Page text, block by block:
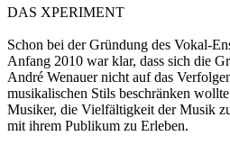
DAS XPERIMENT
Schon bei der Gründung des Vokal-
Anfang 2010 war klar, dass sich die
André Wenauer nicht auf das
musikalischen Stils beschränken
Musiker, die Vielfältigkeit der Musik
mit ihrem Publikum zu Erleben.